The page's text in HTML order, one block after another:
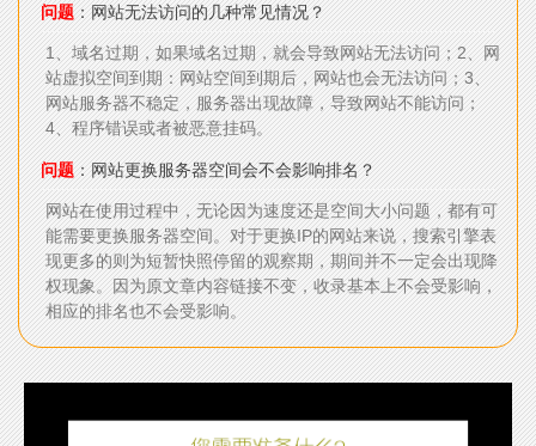
问题：网站无法访问的几种常见情况？
1、域名过期，如果域名过期，就会导致网站无法访问；2、网
站虚拟空间到期：网站空间到期后，网站也会无法访问；3、
网站服务器不稳定，服务器出现故障，导致网站不能访问；
4、程序错误或者被恶意挂码。
问题：网站更换服务器空间会不会影响排名？
网站在使用过程中，无论因为速度还是空间大小问题，都有可
能需要更换服务器空间。对于更换IP的网站来说，搜索引擎表
现更多的则为短暂快照停留的观察期，期间并不一定会出现降
权现象。因为原文章内容链接不变，收录基本上不会受影响，
相应的排名也不会受影响。